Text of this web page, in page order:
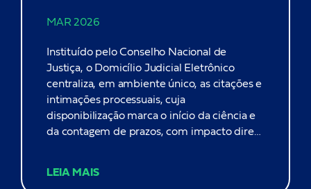
MAR 2026
Instituído pelo Conselho Nacional de
Justiça, o Domicílio Judicial Eletrônico
centraliza, em ambiente único, as citações e
intimações processuais, cuja
disponibilização marca o início da ciência e
da contagem de prazos, com impacto direto
API capturam e tratam automaticamente
LEIA MAIS